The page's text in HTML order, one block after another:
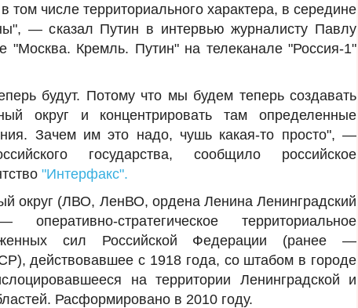
том числе территориального характера, в середине
— сказал Путин в интервью журналисту Павлу
"Москва. Кремль. Путин" на телеканале "Россия-1"
будут. Потому что мы будем теперь создавать
округ и концентрировать там определенные
Зачем им это надо, чушь какая-то просто", —
государства, сообщило российское
"Интерфакс".
округ (ЛВО, ЛенВО, ордена Ленина Ленинградский
стратегическое территориальное
сил Российской Федерации (ранее —
действовавшее с 1918 года, со штабом в городе
на территории Ленинградской и
Расформировано в 2010 году.